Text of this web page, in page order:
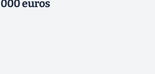
000 euros